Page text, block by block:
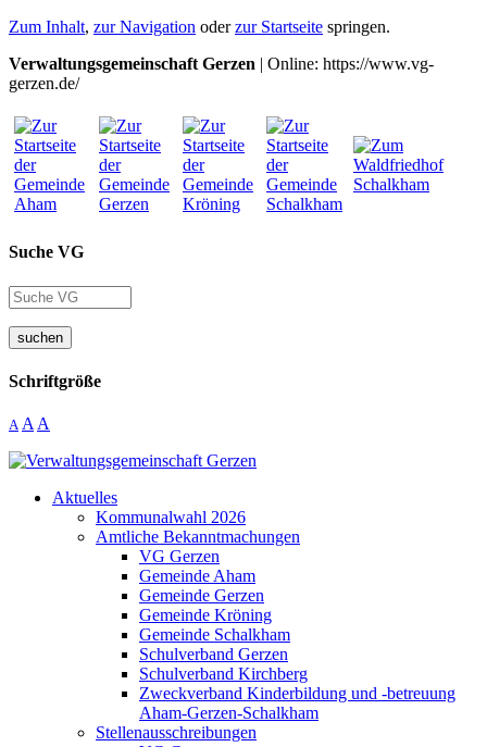
Zum Inhalt, zur Navigation oderzur Startseite springen.
Verwaltungsgemeinschaft Gerzen | Online: https://www.vg-
gerzen.de/
Suche VG
suchen
Schriftgröße
A A A
Aktuelles
Kommunalwahl 2026
Amtliche Bekanntmachungen
VG Gerzen
Gemeinde Aham
Gemeinde Gerzen
Gemeinde Kröning
Gemeinde Schalkham
Schulverband Gerzen
Schulverband Kirchberg
Zweckverband Kinderbildung und -betreuung
Aham-Gerzen-Schalkham
Stellenausschreibungen